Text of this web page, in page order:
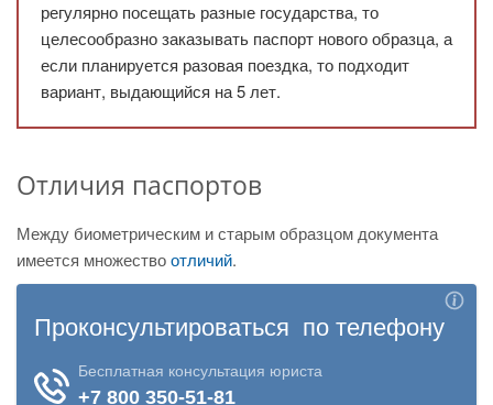
регулярно посещать разные государства, то
целесообразно заказывать паспорт нового образца, а
если планируется разовая поездка, то подходит
вариант, выдающийся на 5 лет.
Отличия паспортов
Между биометрическим и старым образцом документа
имеется множествоотличий.